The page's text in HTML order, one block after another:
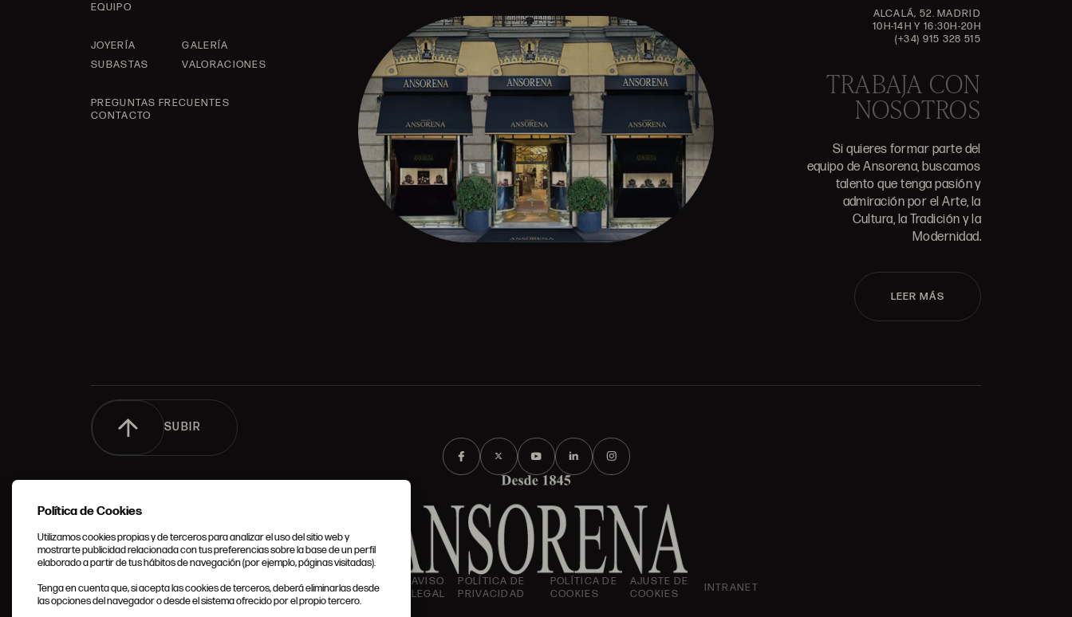
EQUIPO
JOYERÍA
GALERÍA
SUBASTAS
VALORACIONES
PREGUNTAS FRECUENTES
CONTACTO
ALCALÁ, 52. MADRID
10H-14H Y 16:30H-20H
(+34) 915 328 515
TRABAJA CON
NOSOTROS
Si quieres formar parte del
equipo de Ansorena, buscamos
talento que tenga pasión y
admiración por el Arte, la
Cultura, la Tradición y la
Modernidad.
LEER MÁS
SUBIR
GENERALES
AVISO
LEGAL
POLÍTICA DE
PRIVACIDAD
POLÍTICA DE
COOKIES
AJUSTE DE
COOKIES
INTRANET
Política de Cookies
Utilizamos cookies propias y de terceros para analizar el uso del sitio web y
mostrarte publicidad relacionada con tus preferencias sobre la base de un perfil
elaborado a partir de tus hábitos de navegación (por ejemplo, páginas visitadas).
Tenga en cuenta que, si acepta las cookies de terceros, deberá eliminarlas desde
las opciones del navegador o desde el sistema ofrecido por el propio tercero.